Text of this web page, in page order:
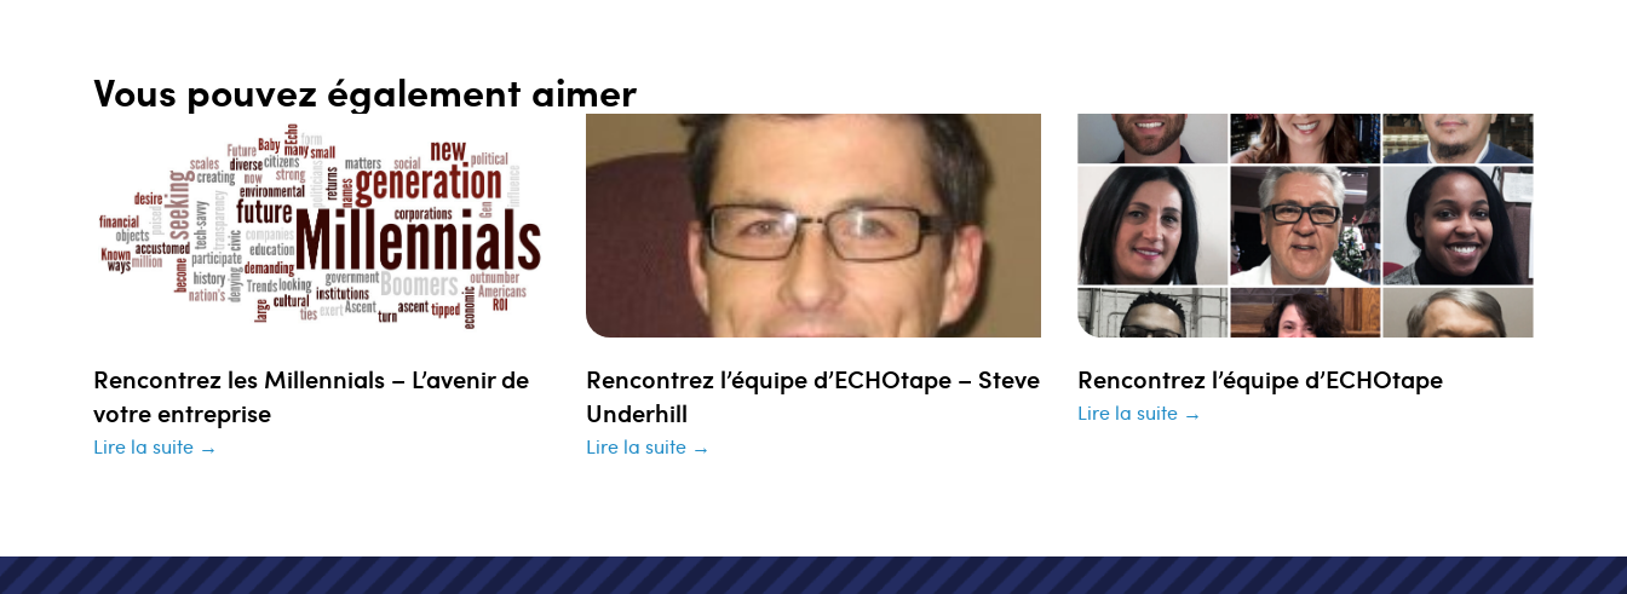
Vous pouvez également aimer
Rencontrez les Millennials – L’avenir de
votre entreprise
Lire la suite →
Rencontrez l’équipe d’ECHOtape – Steve
Underhill
Lire la suite →
Rencontrez l’équipe d’ECHOtape
Lire la suite →